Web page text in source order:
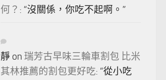
何？ : “沒關係，你吃不起啊。 ”
靜 on 瑞芳古早味三輪車割包 比米
其林推薦的割包更好吃: “從小吃